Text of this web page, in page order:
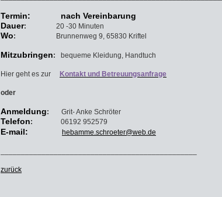
Termin: nach Vereinbarung
Dauer: 20 -30 Minuten
Wo: Brunnenweg 9, 65830 Kriftel
Mitzubringen: bequeme Kleidung, Handtuch
Hier geht es zur Kontakt und Betreuungsanfrage
oder
Anmeldung: Grit- Anke Schröter
Telefon: 06192 952579
E-mail: hebamme.schroeter@web.de
zurück